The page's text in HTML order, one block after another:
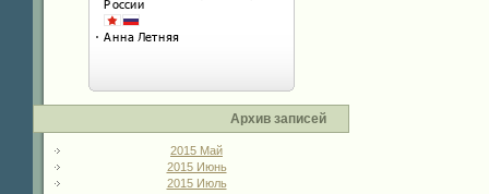
Архив записей
2015 Май
2015 Июнь
2015 Июль